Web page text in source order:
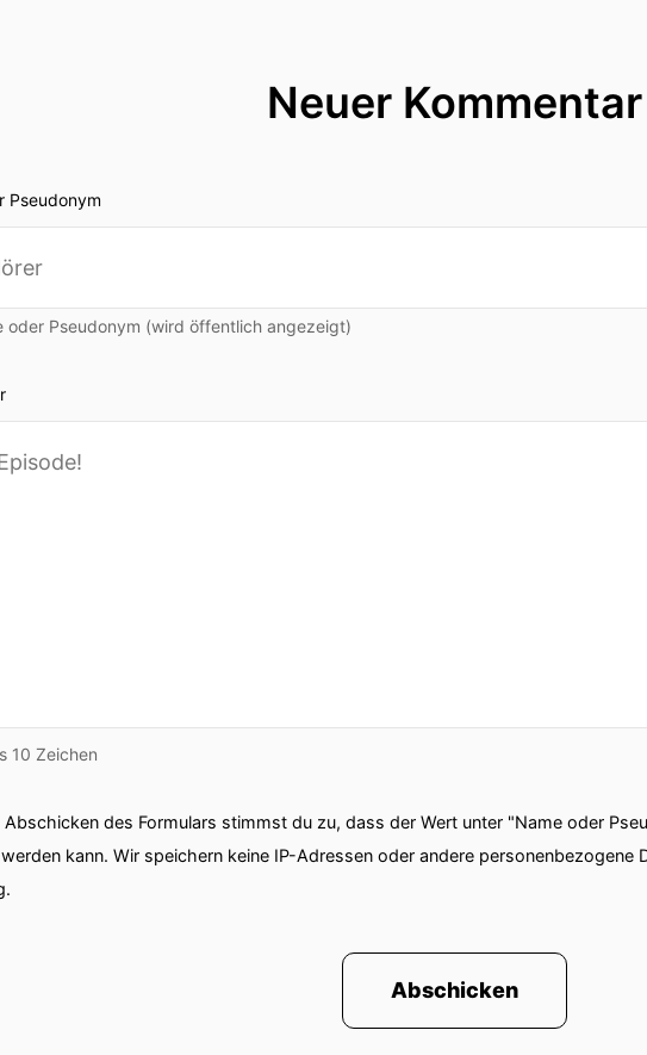
Neuer Kommentar
Pseudonym
oder Pseudonym (wird öffentlich angezeigt)
10 Zeichen
Abschicken des Formulars stimmst du zu, dass der Wert unter "Name oder
kann. Wir speichern keine IP-Adressen oder andere personenbezogene
Abschicken